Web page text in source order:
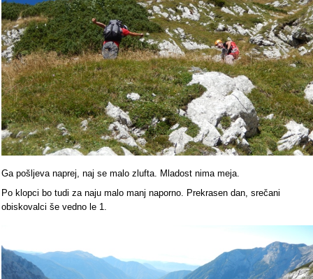
Ga pošljeva naprej, naj se malo zlufta. Mladost nima meja.
Po klopci bo tudi za naju malo manj naporno. Prekrasen dan, srečani
obiskovalci še vedno le 1.